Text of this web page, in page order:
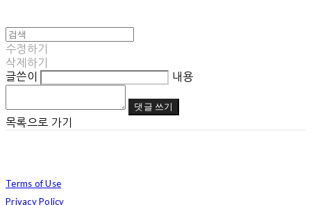
수정하기
삭제하기
글쓴이
내용
댓글 쓰기
목록으로 가기
Terms of Use
Privacy Policy